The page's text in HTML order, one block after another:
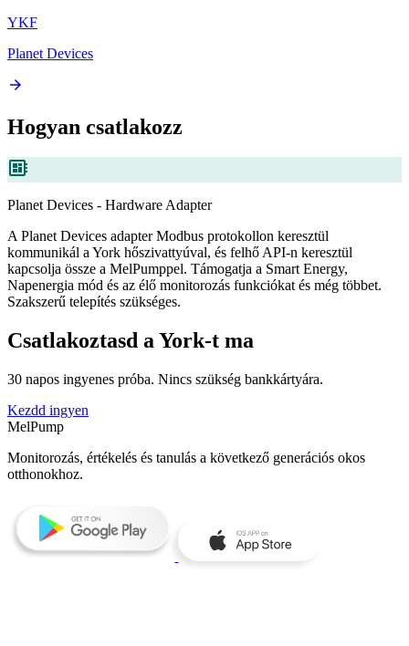
YKF
Planet Devices
arrow_forward
Hogyan csatlakozz
developer_board
Planet Devices - Hardware Adapter
A Planet Devices adapter Modbus protokollon keresztül
kommunikál a York hőszivattyúval, és felhő API-n keresztül
kapcsolja össze a MelPumppel. Támogatja a Smart Energy,
Napenergia mód és az élő monitorozás funkciókat és még többet.
Szakszerű telepítés szükséges.
Csatlakoztasd a York-t ma
30 napos ingyenes próba. Nincs szükség bankkártyára.
Kezdd ingyen
MelPump
Monitorozás, értékelés és tanulás a következő generációs okos
otthonokhoz.